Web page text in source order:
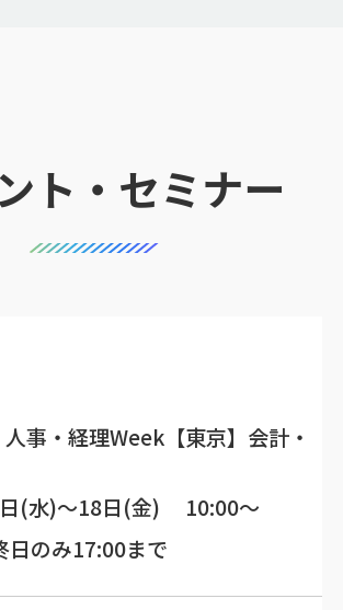
ト・セミナー
事・経理Week【東京】会計・
(水)～18日(金) 10:00～
のみ17:00まで